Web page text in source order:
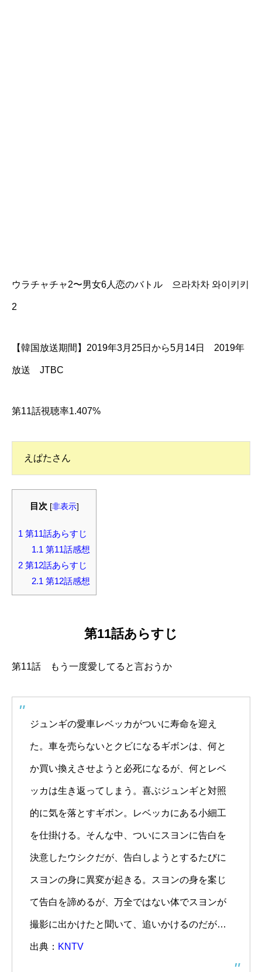
ウラチャチャ2〜男女6人恋のバトル 으라차차 와이키키
2
【韓国放送期間】2019年3月25日から5月14日 2019年
放送 JTBC
第11話視聴率1.407%
えぱたさん
目次 [非表示]
1 第11話あらすじ
1.1 第11話感想
2 第12話あらすじ
2.1 第12話感想
第11話あらすじ
第11話 もう一度愛してると言おうか
ジュンギの愛車レベッカがついに寿命を迎え
た。車を売らないとクビになるギボンは、何と
か買い換えさせようと必死になるが、何とレベ
ッカは生き返ってしまう。喜ぶジュンギと対照
的に気を落とすギボン。レベッカにある小細工
を仕掛ける。そんな中、ついにスヨンに告白を
決意したウシクだが、告白しようとするたびに
スヨンの身に異変が起きる。スヨンの身を案じ
て告白を諦めるが、万全ではない体でスヨンが
撮影に出かけたと聞いて、追いかけるのだが…
出典： KNTV